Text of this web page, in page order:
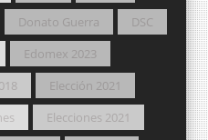
Donato Guerra
DSC
Edomex 2023
Elección 2021
Elecciones 2021